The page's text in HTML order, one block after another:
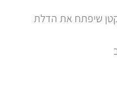
שיפתח את הדלת